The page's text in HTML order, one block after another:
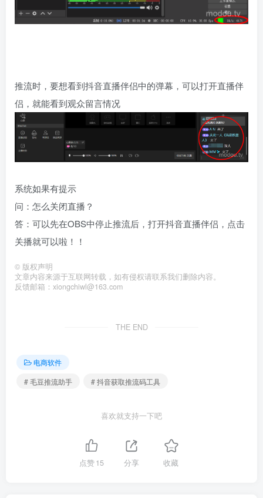
推流时，要想看到抖音直播伴侣中的弹幕，可以打开直播伴
侣，就能看到观众留言情况
系统如果有提示
问：怎么关闭直播？
答：可以先在OBS中停止推流后，打开抖音直播伴侣，点击
关播就可以啦！！
© 版权声明
文章内容来源于互联网转载，如有侵权请联系我们删除内容。
反馈邮箱：xiongchiwl@163.com
THE END
电商软件
# 毛豆推流助手
# 抖音获取推流码工具
喜欢就支持一下吧
点赞15 分享 收藏